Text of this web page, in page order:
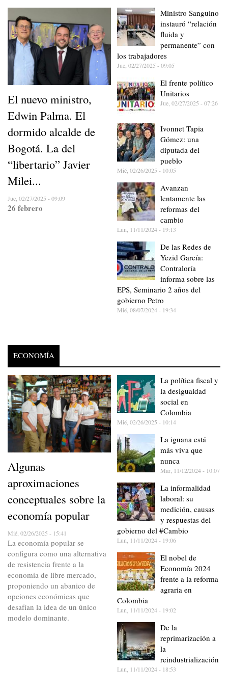
El nuevo ministro,
Edwin Palma. El
dormido alcalde de
Bogotá. La del
“libertario” Javier
Milei...
Jue, 02/27/2025 - 09:09
26 febrero
Ministro Sanguino
instauró “relación
fluida y
permanente” con
los trabajadores
Jue, 02/27/2025 - 09:05
El frente político
Unitarios
Jue, 02/27/2025 - 07:26
Ivonnet Tapia
Gómez: una
diputada del
pueblo
Mié, 02/26/2025 - 10:05
Avanzan
lentamente las
reformas del
cambio
Lun, 11/11/2024 - 19:13
De las Redes de
Yezid García:
Contraloría
informa sobre las
EPS, Seminario 2 años del
gobierno Petro
Mié, 08/07/2024 - 19:34
ECONOMÍA
Algunas
aproximaciones
conceptuales sobre la
economía popular
Mié, 02/26/2025 - 15:41
La economía popular se
configura como una alternativa
de resistencia frente a la
economía de libre mercado,
proponiendo un abanico de
opciones económicas que
desafían la idea de un único
modelo dominante.
La política fiscal y
la desigualdad
social en
Colombia
Mié, 02/26/2025 - 10:14
La iguana está
más viva que
nunca
Mar, 11/12/2024 - 10:07
La informalidad
laboral: su
medición, causas
y respuestas del
gobierno del #Cambio
Lun, 11/11/2024 - 19:06
El nobel de
Economía 2024
frente a la reforma
agraria en
Colombia
Lun, 11/11/2024 - 19:02
De la
reprimarización a
la
reindustrialización
Lun, 11/11/2024 - 18:53